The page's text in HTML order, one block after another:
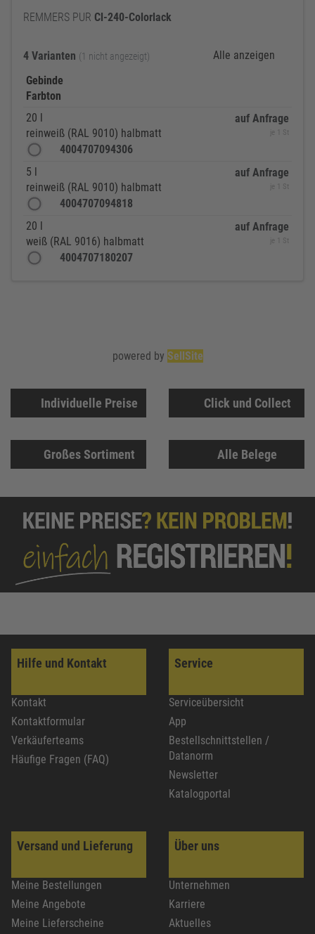
REMMERS PUR Cl-240-Colorlack
4 Varianten (1 nicht angezeigt)
Alle anzeigen
Gebinde
Farbton
20 l
reinweiß (RAL 9010) halbmatt
4004707094306
auf Anfrage
je 1 St
5 l
reinweiß (RAL 9010) halbmatt
4004707094818
auf Anfrage
je 1 St
20 l
weiß (RAL 9016) halbmatt
4004707180207
auf Anfrage
je 1 St
Individuelle Preise Click und Collect
Großes Sortiment Alle Belege
Hilfe und Kontakt
Kontakt
Kontaktformular
Verkäuferteams
Häufige Fragen (FAQ)
Service
Serviceübersicht
App
Bestellschnittstellen /
Datanorm
Newsletter
Katalogportal
Versand und Lieferung
Meine Bestellungen
Meine Angebote
Meine Lieferscheine
Über uns
Unternehmen
Karriere
Aktuelles
powered by SellSite